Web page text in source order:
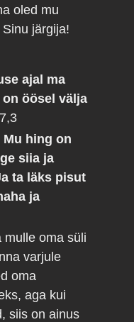
oled mu
järgija!
ajal ma
öösel välja
hing on
siia ja
ta läks pisut
ja
mulle oma süli
varjule
oma
aga kui
siis on ainus